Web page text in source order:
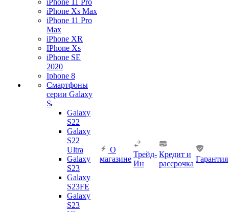
iPhone 11 Pro
iPhone Xs Max
iPhone 11 Pro
Max
iPhone XR
IPhone Xs
iPhone SE
2020
Iphone 8
Смартфоны
серии Galaxy
S
Galaxy
S22
Galaxy
S22
Ultra
Galaxy
S23
Galaxy
S23FE
Galaxy
S23
О
магазине
Трейд-
Ин
Кредит и
рассрочка
Гарантия